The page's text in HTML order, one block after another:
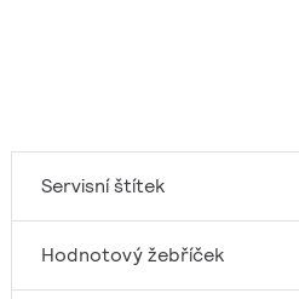
Servisní štítek
Hodnotový žebříček